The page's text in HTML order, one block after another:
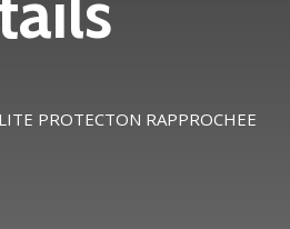
PROTECTON RAPPROCHEE